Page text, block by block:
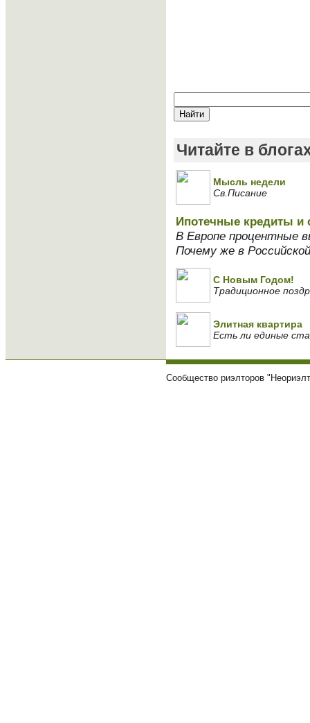
Читайте в
Мысль недели
Св.Писание
Ипотечные кредиты и
В Европе процентные
Почему же в
С Новым Годом!
Традиционное
Элитная квартира
Есть ли единые
Сообщество риэлторов